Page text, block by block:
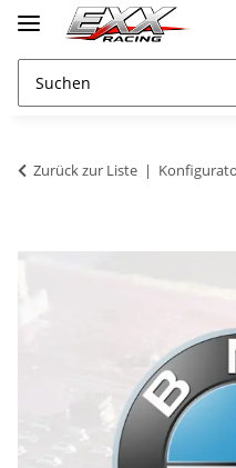
Zurück zur Liste